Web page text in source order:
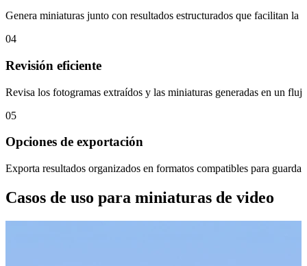
Genera miniaturas junto con resultados estructurados que facilitan
04
Revisión eficiente
Revisa los fotogramas extraídos y las miniaturas generadas en un
05
Opciones de exportación
Exporta resultados organizados en formatos compatibles para
Casos de uso para miniaturas de video